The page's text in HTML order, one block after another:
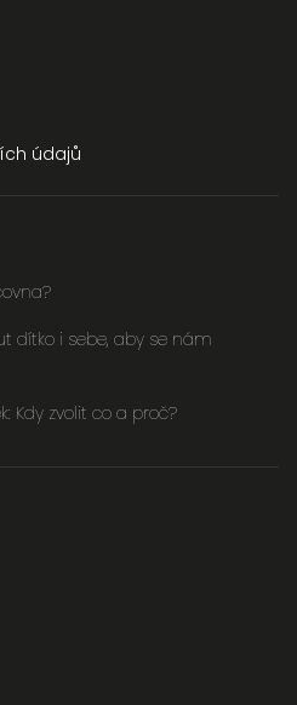
údajů
dítko i sebe, aby se nám
Kdy zvolit co a proč?